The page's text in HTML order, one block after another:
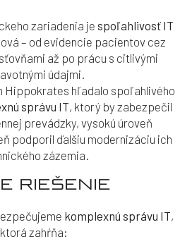
zariadenia je spoľahlivosť IT
– od evidencie pacientov cez
až po prácu s citlivými
údajmi.
Hippokrates hľadalo spoľahlivého
správu IT, ktorý by zabezpečil
prevádzky, vysokú úroveň
podporil ďalšiu modernizáciu ich
zázemia.
RIEŠENIE
komplexnú správu IT,
ktorá zahŕňa: